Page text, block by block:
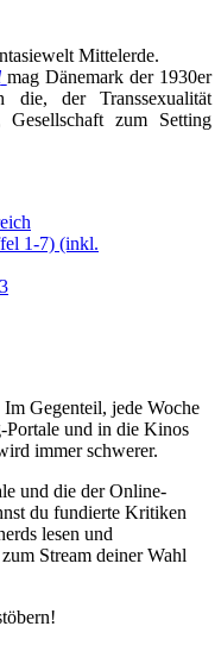
Mittelerde.
mag Dänemark der 1930er
der Transsexualität
Gesellschaft zum Setting
1-7) (inkl.
Gegenteil, jede Woche
Portale und in die Kinos
immer schwerer.
und die der Online-
du fundierte Kritiken
lesen und
Stream deiner Wahl